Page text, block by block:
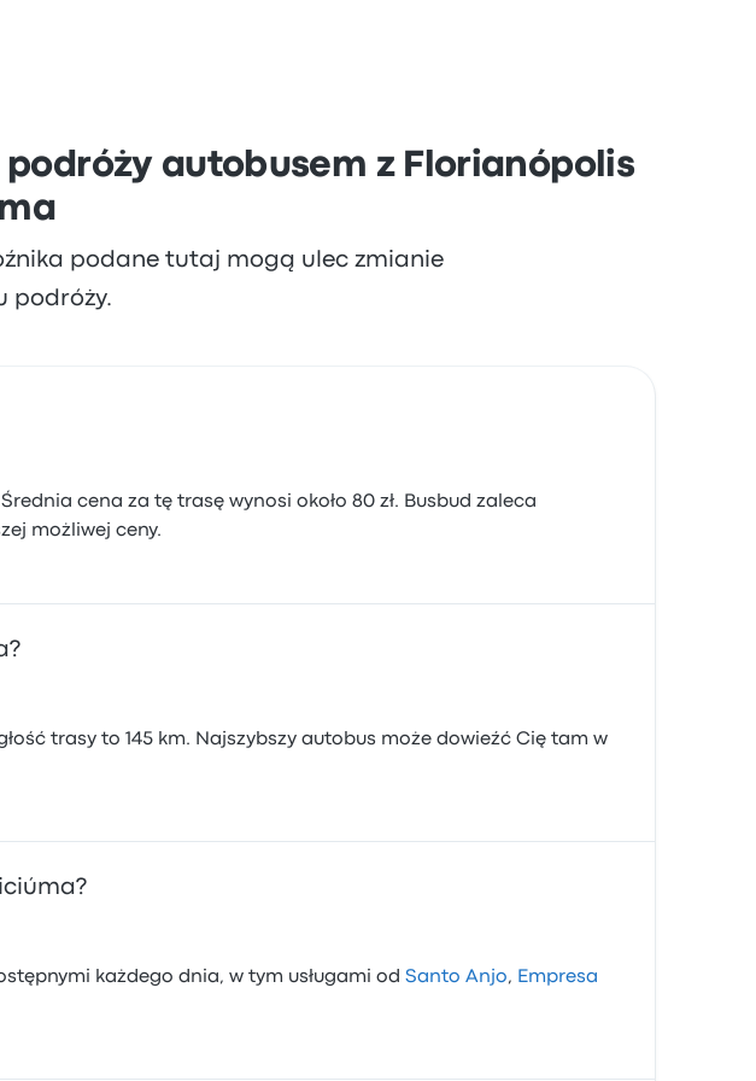
autobusem z Florianópolis
podane tutaj mogą ulec zmianie
podróży.
cena za tę trasę wynosi około 80 zł. Busbud zaleca
możliwej ceny.
trasy to 145 km. Najszybszy autobus może dowieźć Cię tam w
każdego dnia, w tym usługami od Santo Anjo, Empresa